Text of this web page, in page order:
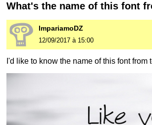
What's the name of this font
ImpariamoDZ
12/09/2017 à 15:00
I'd like to know the name of this font from